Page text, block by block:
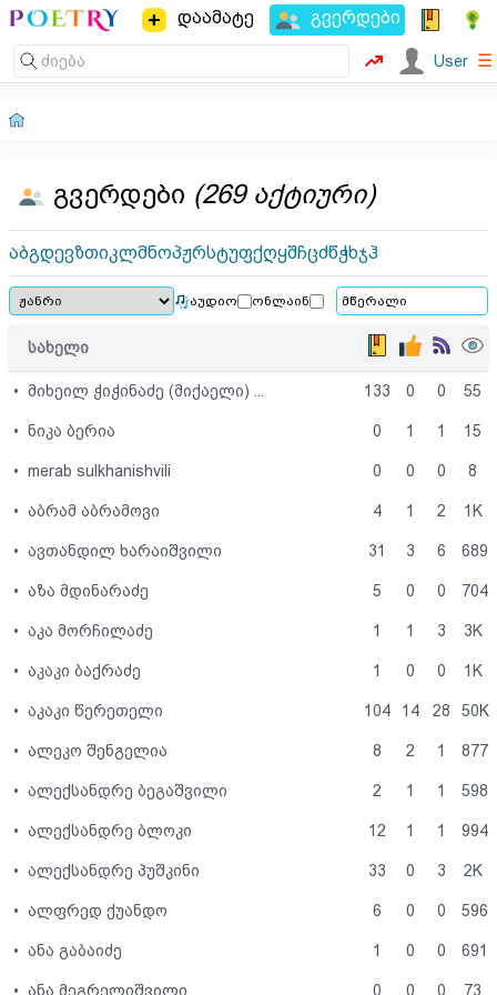
დაამატე გვერდები
User ☰
გვერდები (269 აქტიური)
აბგდევზთიკლმნოპჟრსტუფქღყშჩცძწჭხჯჰ
აუდიო ონლაინ
სახელი
• მიხეილ ჭიჭინაძე (მიქაელი) ... 133 0 0 55
• ნიკა ბერია 0 1 1 15
• merab sulkhanishvili 0 0 0 8
• აბრამ აბრამოვი 4 1 2 1K
• ავთანდილ ხარაიშვილი 31 3 6 689
• აზა მდინარაძე 5 0 0 704
• აკა მორჩილაძე 1 1 3 3K
• აკაკი ბაქრაძე 1 0 0 1K
• აკაკი წერეთელი 104 14 28 50K
• ალეკო შენგელია 8 2 1 877
• ალექსანდრე ბეგაშვილი 2 1 1 598
• ალექსანდრე ბლოკი 12 1 1 994
• ალექსანდრე პუშკინი 33 0 3 2K
• ალფრედ ქუანდო 6 0 0 596
• ანა გაბაიძე 1 0 0 691
• ანა მეგრელიშვილი 0 0 0 73